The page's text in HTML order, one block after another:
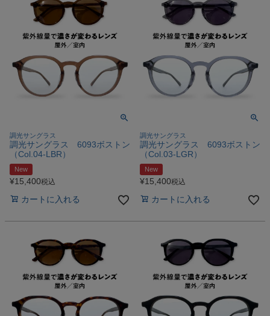
調光サングラス
調光サングラス 6093ボストン
（Col.04‐LBR）
New
¥15,400税込
カートに入れる
調光サングラス
調光サングラス 6093ボストン
（Col.03‐LGR）
New
¥15,400税込
カートに入れる